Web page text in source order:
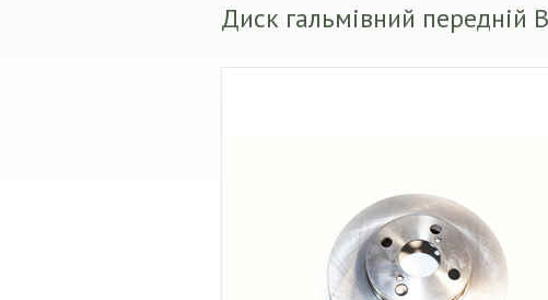
Диск гальмівний передній